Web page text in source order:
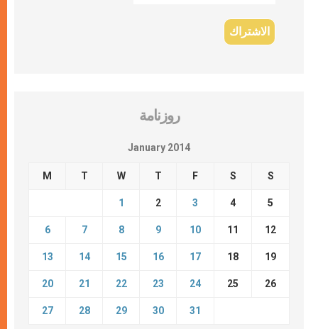
روزنامة
January 2014
M T W T F S S
1 2 3 4 5
6 7 8 9 10 11 12
13 14 15 16 17 18 19
20 21 22 23 24 25 26
27 28 29 30 31